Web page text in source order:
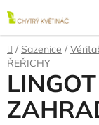
na
obsah
Domů
/ Sazenice /
ŘEŘICHY